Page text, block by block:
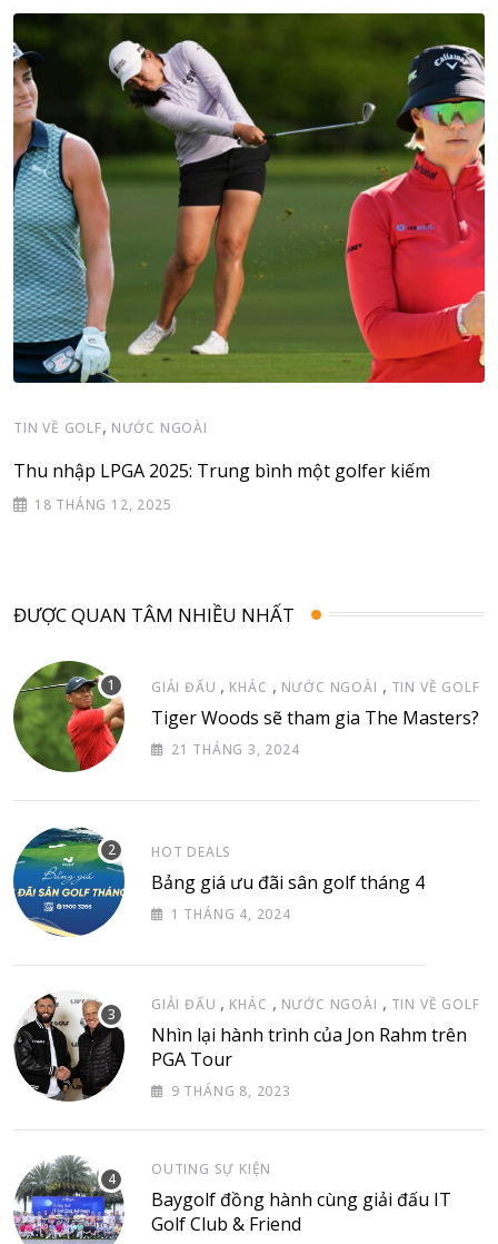
TIN VỀ GOLF, NƯỚC NGOÀI
Thu nhập LPGA 2025: Trung bình một golfer kiếm
18 THÁNG 12, 2025
ĐƯỢC QUAN TÂM NHIỀU NHẤT
GIẢI ĐẤU , KHÁC , NƯỚC NGOÀI , TIN VỀ GOLF
Tiger Woods sẽ tham gia The Masters?
21 THÁNG 3, 2024
HOT DEALS
Bảng giá ưu đãi sân golf tháng 4
1 THÁNG 4, 2024
GIẢI ĐẤU , KHÁC , NƯỚC NGOÀI , TIN VỀ GOLF
Nhìn lại hành trình của Jon Rahm trên
PGA Tour
9 THÁNG 8, 2023
OUTING SỰ KIỆN
Baygolf đồng hành cùng giải đấu IT
Golf Club & Friend